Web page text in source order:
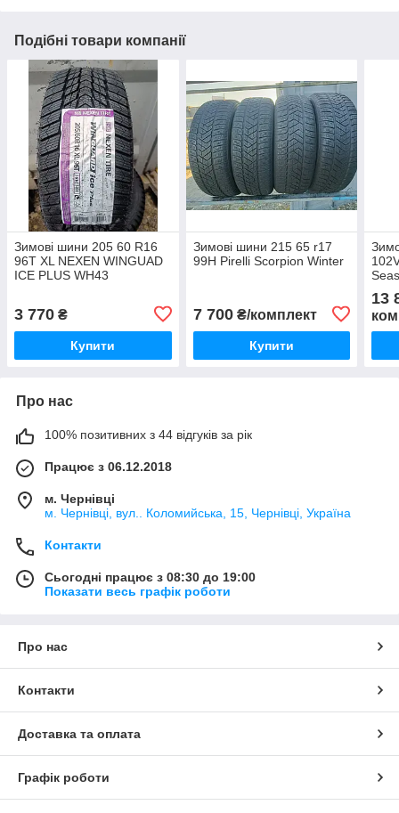
Подібні товари компанії
Зимові шини 205 60 R16
96T XL NEXEN WINGUAD
ICE PLUS WH43
3 770 ₴
Купити
Зимові шини 215 65 r17
99H Pirelli Scorpion Winter
7 700₴/комплект
Купити
13
Про нас
100% позитивних з 44 відгуків за рік
Працює з 06.12.2018
м. Чернівці
м. Чернівці, вул.. Коломийська, 15, Чернівці, Україна
Контакти
Сьогодні працює з 08:30 до 19:00
Показати весь графік роботи
Про нас
Контакти
Доставка та оплата
Графік роботи